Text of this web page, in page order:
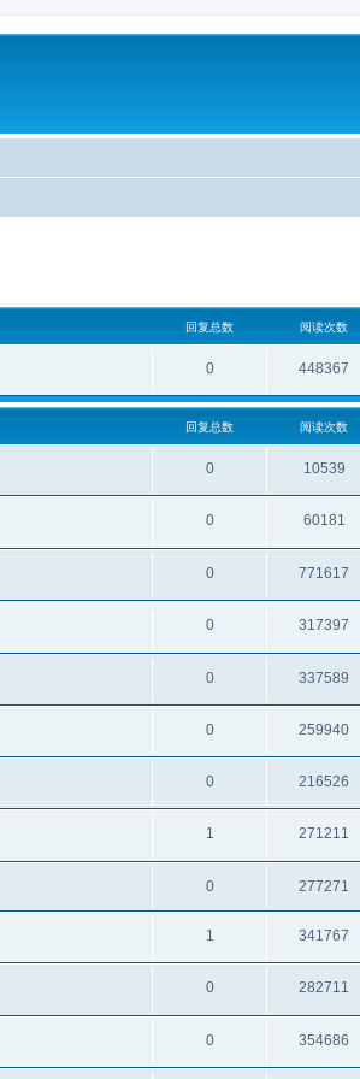
回复总数 阅读次数
0 448367
回复总数 阅读次数
0 10539
0 60181
0 771617
0 317397
0 337589
0 259940
0 216526
1 271211
0 277271
1 341767
0 282711
0 354686